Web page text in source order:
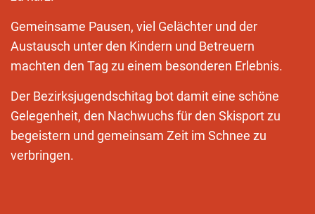
Gemeinsame Pausen, viel Gelächter und der
Austausch unter den Kindern und Betreuern
machten den Tag zu einem besonderen Erlebnis.
Der Bezirksjugendschitag bot damit eine schöne
Gelegenheit, den Nachwuchs für den Skisport zu
begeistern und gemeinsam Zeit im Schnee zu
verbringen.